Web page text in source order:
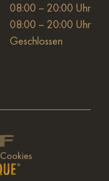
08:00 – 20:00 Uhr
08:00 – 20:00 Uhr
Geschlossen
Cookies